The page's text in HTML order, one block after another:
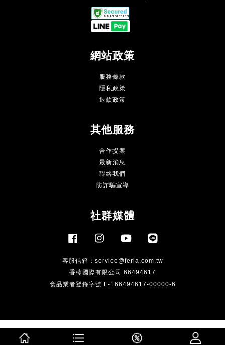
網站政策
服務條款
隱私政策
退款政策
其他服務
合作提案
最新消息
聯絡我們
防詐騙宣導
社群媒體
Facebook Instagram YouTube
客服信箱： service@feria.com.tw
香檸國際有限公司 66494617
食品業者登錄字號 F-166494617-00000-6